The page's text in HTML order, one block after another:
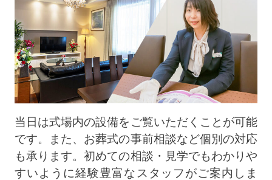
当日は式場内の設備をご覧いただくことが可能
です。また、お葬式の事前相談など個別の対応
も承ります。初めての相談・見学でもわかりや
すいように経験豊富なスタッフがご案内しま